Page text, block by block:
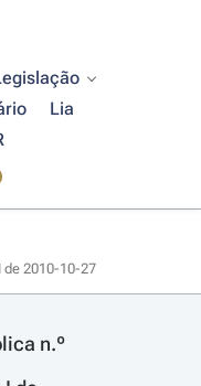
Lia
de 2010-10-27
n.º